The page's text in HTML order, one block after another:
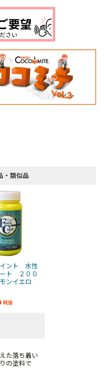
・類似品
ント 水性
ト ２００
ンイエロ
税抜
た落ち着い
の塗料で